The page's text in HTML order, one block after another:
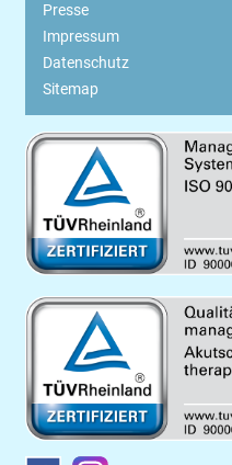
Presse
Impressum
Datenschutz
Sitemap